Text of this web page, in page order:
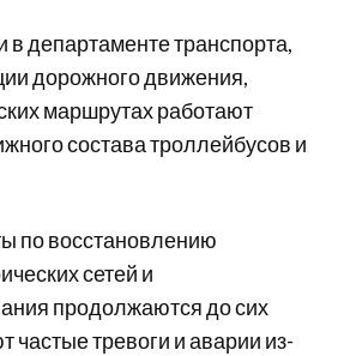
департаменте транспорта,
дорожного движения,
маршрутах работают
состава троллейбусов и
по восстановлению
сетей и
продолжаются до сих
частые тревоги и аварии из-